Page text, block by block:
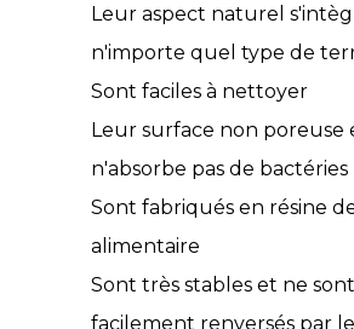
Leur aspect naturel
n'importe quel type de
Sont faciles à nettoyer
Leur surface non poreuse
n'absorbe pas de bactéries
Sont fabriqués en résine
alimentaire
Sont très stables et ne
facilement renversés par